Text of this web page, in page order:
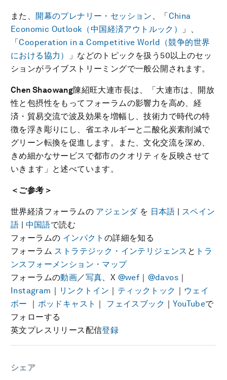
また、 開幕のプレナリー・セッション 、「China
Economic Outlook（中国経済アウトルック）
」、
「Cooperation in a Competitive World（競争的世界
における協力）
」などのトピックを扱う50以上のセッ
ションがライブストリーミングで一般公開されます。
Chen Shaowang陳紹旺大連市長は、「大連市は、開放
性と包摂性をもってフォーラムの影響力を高め、経
済・貿易交流で波及効果を増幅し、技術力で時代の特
徴を浮き彫りにし、省エネルギーと二酸化炭素削減で
グリーン転換を促進します。また、文化交流を深め、
きめ細かなサービスで都市のクオリティを反映させて
いきます」と述べています。
＜ご参考＞
世界経済フォーラムの アジェンダを 日本語 | スペイン
語 | 中国語で読む
フォーラムの インパクト の詳細を知る
フォーラム ストラテジック・インテリジェンス と トラ
ンスフォーメンション・マップ
フォーラムの動画／写真、X @wef ｜ @davos ｜
Instagram ｜ リンクトイン ｜ ティックトック ｜ ウェイ
ボー ｜ ポッドキャスト ｜ フェイスブック ｜YouTubeで
フォローする
英文プレスリリース配信登録
シェア